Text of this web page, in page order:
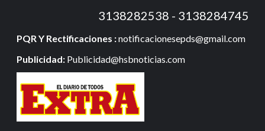
3138282538 - 3138284745
PQR Y Rectificaciones :notificacionesepds@gmail.com
Publicidad: Publicidad@hsbnoticias.com